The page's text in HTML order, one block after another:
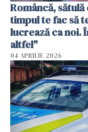
Româncă,
timpul te fac să
lucrează ca noi.
altfel"
04 APRILIE 2026